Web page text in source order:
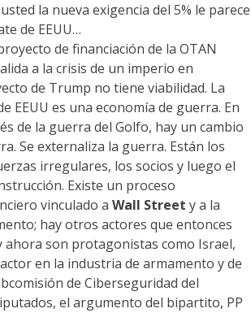
la nueva exigencia del 5% le parece
de EEUU…
de financiación de la OTAN
a la crisis de un imperio en
de Trump no tiene viabilidad. La
EEUU es una economía de guerra. En
de la guerra del Golfo, hay un cambio
Se externaliza la guerra. Están los
irregulares, los socios y luego el
Existe un proceso
vinculado a Wall Street y a la
hay otros actores que entonces
ahora son protagonistas como Israel,
en la industria de armamento y de
de Ciberseguridad del
el argumento del bipartito, PP